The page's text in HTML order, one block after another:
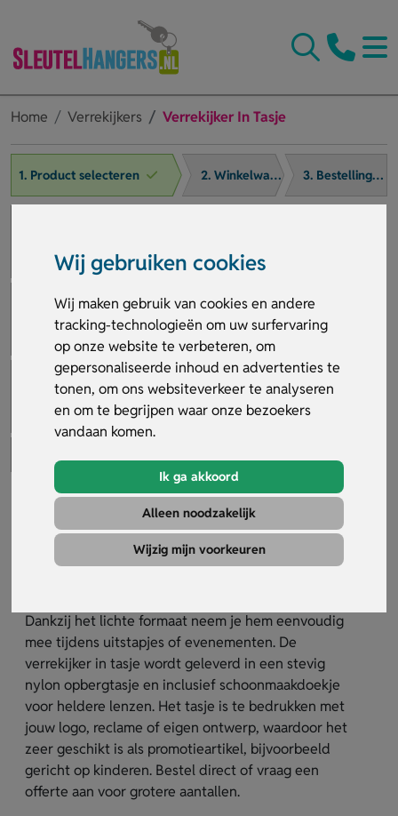
Wij gebruiken cookies
Wij maken gebruik van cookies en andere
tracking-technologieën om uw surfervaring
op onze website te verbeteren, om
gepersonaliseerde inhoud en advertenties te
tonen, om ons websiteverkeer te analyseren
en om te begrijpen waar onze bezoekers
vandaan komen.
Ik ga akkoord
Alleen noodzakelijk
Wijzig mijn voorkeuren
Home Verrekijkers Verrekijker In Tasje
1. Product selecteren 2. Winkelwagen 3. Bestelling afronden
Verrekijker In Tasje
Artikelnummer:32448
Dankzij het lichte formaat neem je hem eenvoudig
mee tijdens uitstapjes of evenementen. De
verrekijker in tasje wordt geleverd in een stevig
nylon opbergtasje en inclusief schoonmaakdoekje
voor heldere lenzen. Het tasje is te bedrukken met
jouw logo, reclame of eigen ontwerp, waardoor het
zeer geschikt is als promotieartikel, bijvoorbeeld
gericht op kinderen. Bestel direct of vraag een
offerte aan voor grotere aantallen.